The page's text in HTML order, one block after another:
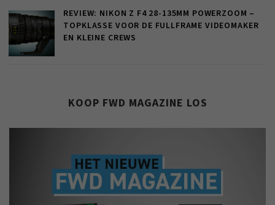
REVIEW: NIKON Z F4 28-135MM POWERZOOM –
TOPKLASSE VOOR DE FULLFRAME VIDEOMAKER
EN KLEINE CREWS
KOOP FWD MAGAZINE LOS